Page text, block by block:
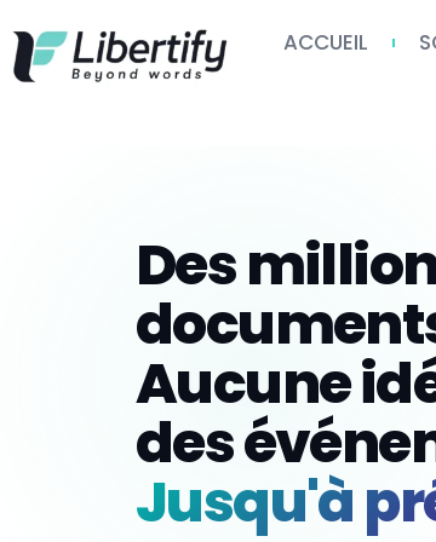
ACCUEIL
Des
Aucune
des
Jusqu'à